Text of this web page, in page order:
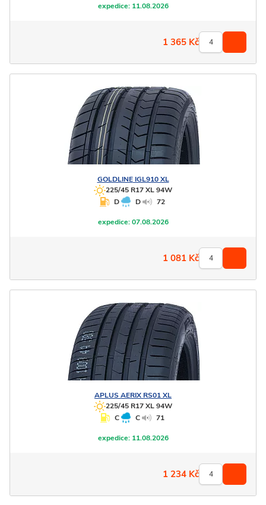
expedice:11.08.2026
1 365 Kč
GOLDLINEIGL910 XL
225/45 R17 XL 94W
D
D 72
expedice:07.08.2026
1 081 Kč
APLUSAERIX RS01 XL
225/45 R17 XL 94W
C
C 71
expedice:11.08.2026
1 234 Kč